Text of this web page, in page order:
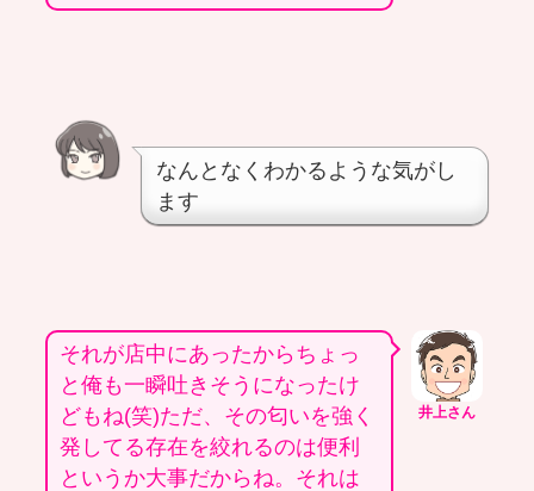
なんとなくわかるような気がし
ます
井上さん
それが店中にあったからちょっ
と俺も一瞬吐きそうになったけ
どもね(笑)ただ、その匂いを強く
発してる存在を絞れるのは便利
というか大事だからね。それは